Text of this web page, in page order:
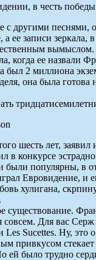
в честь
с другими
ее записи
вымыслом.
когда ее назвали
был 2 миллиона
она была
шесть лет,
в конкурсе
были популярны, в
Евровидение, и
хулигана,
существование.
совсем. Для вас
Sucettes. Ну, это
привкусом
ей было трудно